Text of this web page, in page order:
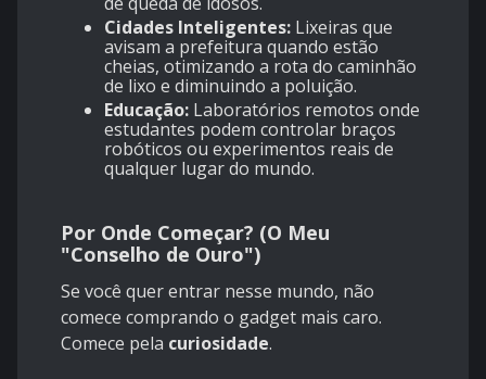
Cidades Inteligentes: Lixeiras que
avisam a prefeitura quando estão
cheias, otimizando a rota do caminhão
de lixo e diminuindo a poluição.
Educação: Laboratórios remotos onde
estudantes podem controlar braços
robóticos ou experimentos reais de
qualquer lugar do mundo.
Por Onde Começar? (O Meu
"Conselho de Ouro")
Se você quer entrar nesse mundo, não
comece comprando o gadget mais caro.
Comece pela curiosidade.